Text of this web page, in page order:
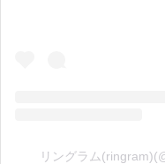
リングラム